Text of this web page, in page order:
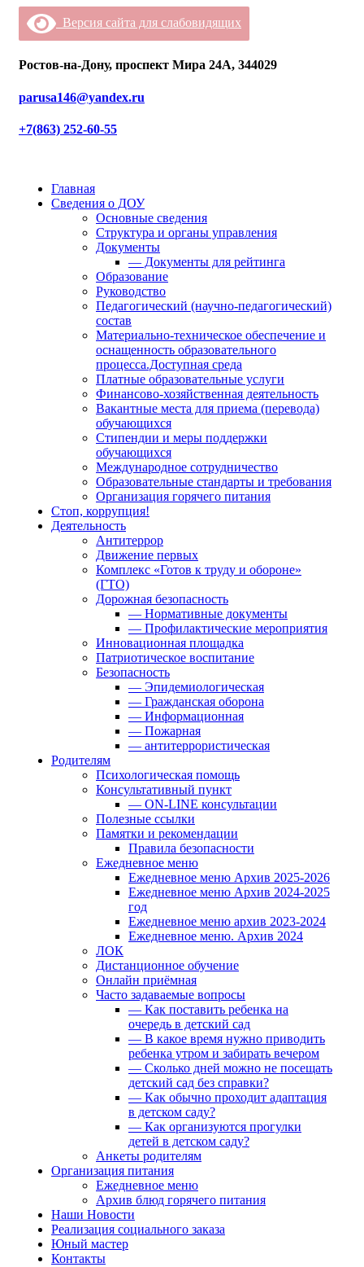
Версия сайта для слабовидящих
Ростов-на-Дону, проспект Мира 24А, 344029
parusa146@yandex.ru
+7(863) 252-60-55
Главная
Сведения о ДОУ
Основные сведения
Структура и органы управления
Документы
— Документы для рейтинга
Образование
Руководство
Педагогический (научно-педагогический)
состав
Материально-техническое обеспечение и
оснащенность образовательного
процесса.Доступная среда
Платные образовательные услуги
Финансово-хозяйственная деятельность
Вакантные места для приема (перевода)
обучающихся
Стипендии и меры поддержки
обучающихся
Международное сотрудничество
Образовательные стандарты и требования
Организация горячего питания
Стоп, коррупция!
Деятельность
Антитеррор
Движение первых
Комплекс «Готов к труду и обороне»
(ГТО)
Дорожная безопасность
— Нормативные документы
— Профилактические мероприятия
Инновационная площадка
Патриотическое воспитание
Безопасность
— Эпидемиологическая
— Гражданская оборона
— Информационная
— Пожарная
— антитеррористическая
Родителям
Психологическая помощь
Консультативный пункт
— ON-LINE консультации
Полезные ссылки
Памятки и рекомендации
Правила безопасности
Ежедневное меню
Ежедневное меню Архив 2025-2026
Ежедневное меню Архив 2024-2025
год
Ежедневное меню архив 2023-2024
Ежедневное меню. Архив 2024
ЛОК
Дистанционное обучение
Онлайн приёмная
Часто задаваемые вопросы
— Как поставить ребенка на
очередь в детский сад
— В какое время нужно приводить
ребенка утром и забирать вечером
— Сколько дней можно не посещать
детский сад без справки?
— Как обычно проходит адаптация
в детском саду?
— Как организуются прогулки
детей в детском саду?
Анкеты родителям
Организация питания
Ежедневное меню
Архив блюд горячего питания
Наши Новости
Реализация социального заказа
Юный мастер
Контакты